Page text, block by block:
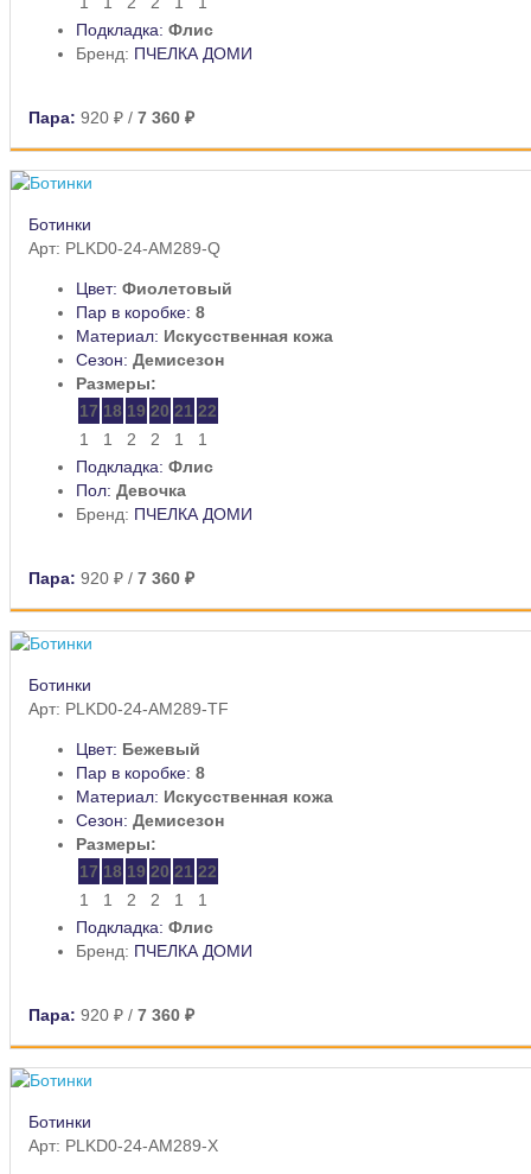
Подкладка: Флис
Бренд: ПЧЕЛКА ДОМИ
Пара: 920 ₽ / 7 360 ₽
Ботинки
Арт: PLKD0-24-AM289-Q
Цвет: Фиолетовый
Пар в коробке: 8
Материал: Искусственная кожа
Сезон: Демисезон
Размеры:
17 18 19 20 21 22
1
1 2 2 1
1
Подкладка: Флис
Пол: Девочка
Бренд: ПЧЕЛКА ДОМИ
Пара: 920 ₽ / 7 360 ₽
Ботинки
Арт: PLKD0-24-AM289-TF
Цвет: Бежевый
Пар в коробке: 8
Материал: Искусственная кожа
Сезон: Демисезон
Размеры:
17 18 19 20 21 22
1
1 2 2 1
1
Подкладка: Флис
Бренд: ПЧЕЛКА ДОМИ
Пара: 920 ₽ / 7 360 ₽
Ботинки
Арт: PLKD0-24-AM289-X